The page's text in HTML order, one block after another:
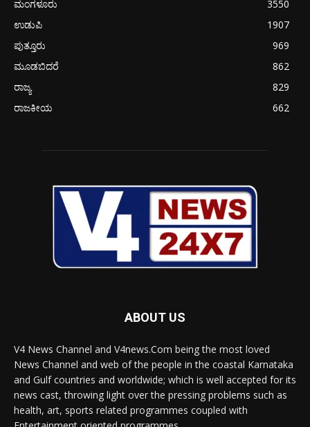
ಮಂಗಳೂರು
3550
ಉಡುಪಿ
1907
ಪುತ್ತೂರು
969
ಮೂಡಬಿದರೆ
862
ರಾಜ್ಯ
829
ರಾಜಕೀಯ
662
ABOUT US
V4 News Channel and V4news.Com being the most loved
News Channel and web of the people in the coastal Karnataka
and Gulf countries and worldwide; which is well accepted for its
news cast, throwing light over the pressing problems such as
health, art, sports related programmes coupled with